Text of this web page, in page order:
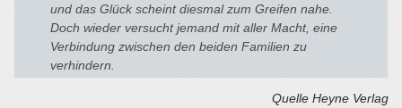
und das Glück scheint diesmal zum Greifen nahe.
Doch wieder versucht jemand mit aller Macht, eine
Verbindung zwischen den beiden Familien zu
verhindern.
Quelle Heyne Verlag